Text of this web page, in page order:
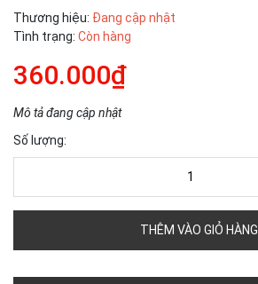
Thương hiệu: Đang cập nhật
Tình trạng: Còn hàng
360.000₫
Mô tả đang cập nhật
Số lượng:
THÊM VÀO GIỎ HÀNG